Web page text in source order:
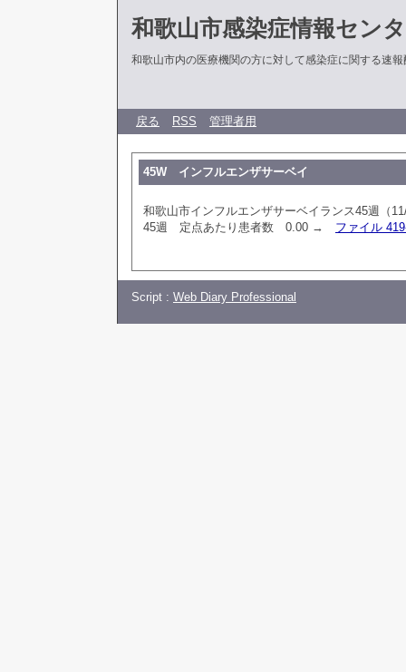
和歌山市感染症情報セン
和歌山市内の医療機関の方に対して感染症に関する速
戻る RSS 管理者用
45W インフルエンザサーベイ
和歌山市インフルエンザサーベイランス45週（
45週 定点あたり患者数 0.00 → ファイル
Script : Web Diary Professional